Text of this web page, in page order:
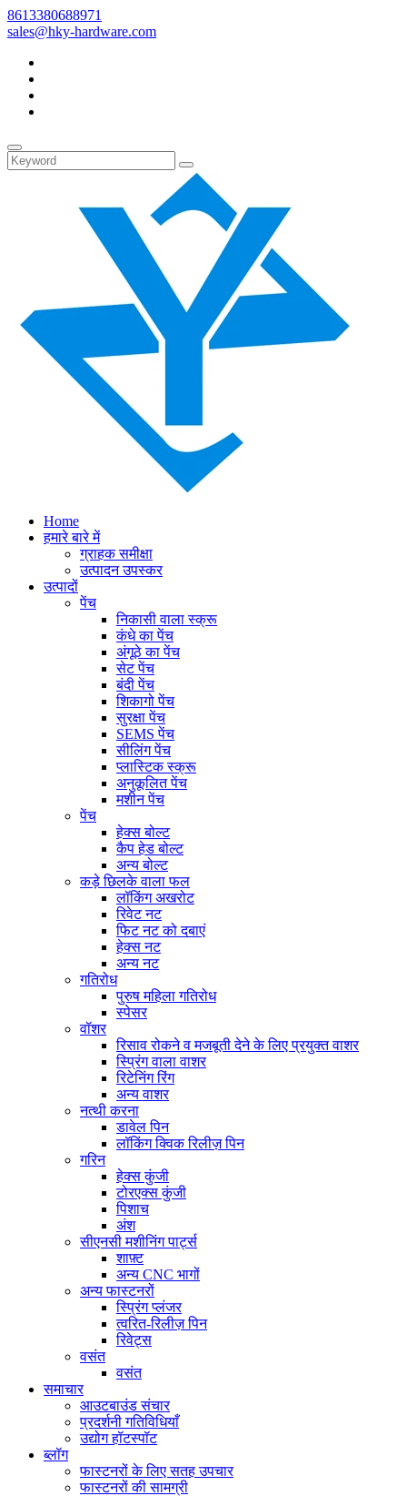
8613380688971
sales@hky-hardware.com
Home
हमारे बारे में
ग्राहक समीक्षा
उत्पादन उपस्कर
उत्पादों
पेंच
निकासी वाला स्क्रू
कंधे का पेंच
अंगूठे का पेंच
सेट पेंच
बंदी पेंच
शिकागो पेंच
सुरक्षा पेंच
SEMS पेंच
सीलिंग पेंच
प्लास्टिक स्क्रू
अनुकूलित पेंच
मशीन पेंच
पेंच
हेक्स बोल्ट
कैप हेड बोल्ट
अन्य बोल्ट
कड़े छिलके वाला फल
लॉकिंग अखरोट
रिवेट नट
फिट नट को दबाएं
हेक्स नट
अन्य नट
गतिरोध
पुरुष महिला गतिरोध
स्पेसर
वॉशर
रिसाव रोकने व मजबूती देने के लिए प्रयुक्त वाशर
स्प्रिंग वाला वाशर
रिटेनिंग रिंग
अन्य वाशर
नत्थी करना
डावेल पिन
लॉकिंग क्विक रिलीज़ पिन
गरिन
हेक्स कुंजी
टोरएक्स कुंजी
पिशाच
अंश
सीएनसी मशीनिंग पार्ट्स
शाफ़्ट
अन्य CNC भागों
अन्य फास्टनरों
स्प्रिंग प्लंजर
त्वरित-रिलीज़ पिन
रिवेट्स
वसंत
वसंत
समाचार
आउटबाउंड संचार
प्रदर्शनी गतिविधियाँ
उद्योग हॉटस्पॉट
ब्लॉग
फास्टनरों के लिए सतह उपचार
फास्टनरों की सामग्री